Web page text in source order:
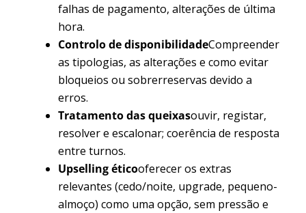
falhas de pagamento, alterações de última
hora.
Controlo de disponibilidadeCompreender
as tipologias, as alterações e como evitar
bloqueios ou sobrerreservas devido a
erros.
Tratamento das queixasouvir, registar,
resolver e escalonar; coerência de resposta
entre turnos.
Upselling éticooferecer os extras
relevantes (cedo/noite, upgrade, pequeno-
almoço) como uma opção, sem pressão e